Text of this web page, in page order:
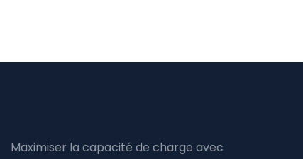
Maximiser la capacité de charge avec